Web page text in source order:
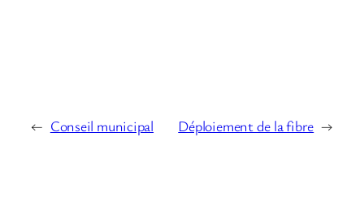
← Conseil municipal Déploiement de la fibre →